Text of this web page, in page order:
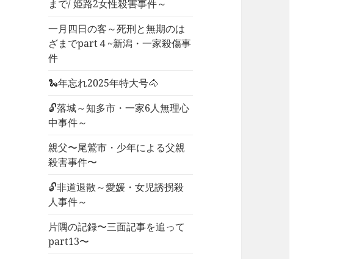
まで/ 姫路2女性殺害事件～
一月四日の客～死刑と無期のは
ざまでpart４~新潟・一家殺傷事
件
🐍年忘れ2025年特大号🐴
🔓落城～知多市・一家6人無理心
中事件～
親父〜尾鷲市・少年による父親
殺害事件〜
🔓非道退散～愛媛・女児誘拐殺
人事件～
片隅の記録〜三面記事を追って
part13〜